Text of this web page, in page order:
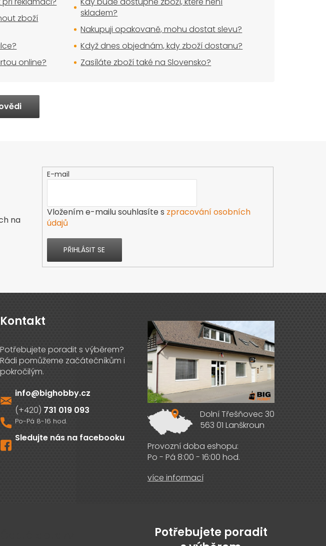
zboží
online?
skladem?
Nakupuji opakovaně, mohu dostat slevu?
Když dnes objednám, kdy zboží dostanu?
Zasíláte zboží také na Slovensko?
na
E-mail
Vložením e-mailu souhlasíte s zpracování osobních
údajů
PŘIHLÁSIT SE
Kontakt
info@bighobby.cz
731 019 093
Sledujte nás na facebooku
Dolní Třešňovec 30
563 01 Lanškroun
Provozní doba eshopu:
Po - Pá 8:00 - 16:00 hod.
více informací
Potřebujete poradit